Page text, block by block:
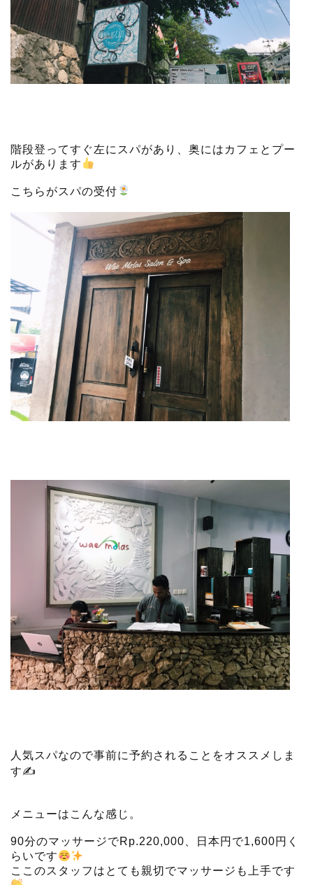
階段登ってすぐ左にスパがあり、奥にはカフェとプー
ルがあります
こちらがスパの受付
人気スパなので事前に予約されることをオススメしま
す✍️
メニューはこんな感じ。
90分のマッサージでRp.220,000、日本円で1,600円く
らいです
ここのスタッフはとても親切でマッサージも上手です